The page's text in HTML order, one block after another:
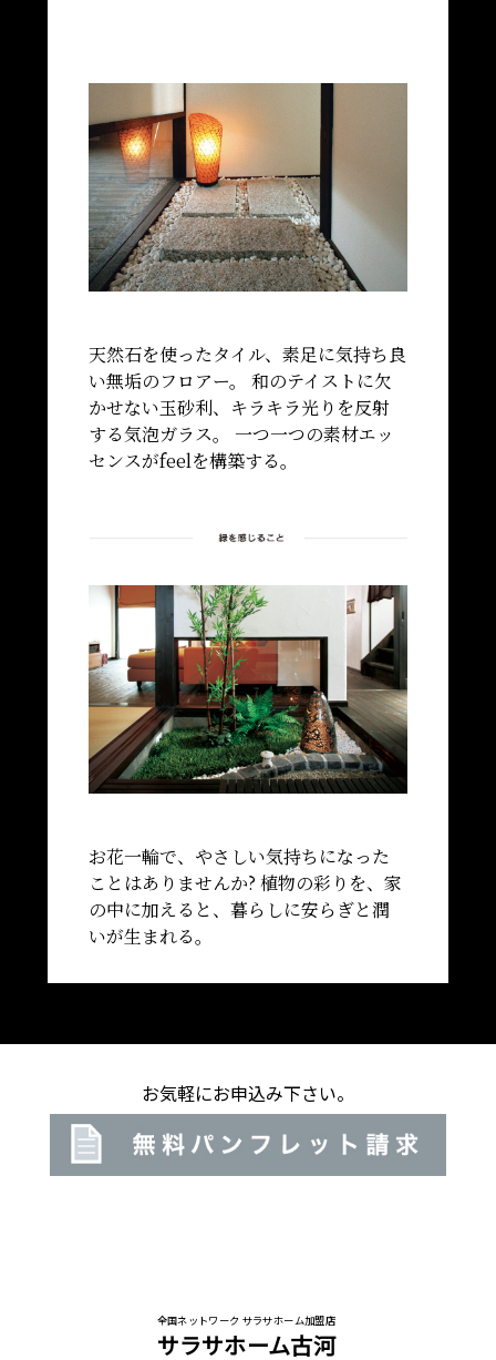
天然石を使ったタイル、素足に気持ち良
い無垢のフロアー。
和のテイストに欠
かせない玉砂利、キラキラ光りを反射
する気泡ガラス。
一つ一つの素材エッ
センスがfeelを構築する。
お花一輪で、やさしい気持ちになった
ことはありませんか? 植物の彩りを、家
の中に加えると、暮らしに安らぎと潤
いが生まれる。
お気軽にお申込み下さい。
全国ネットワーク サラサホーム加盟店
サラサホーム古河